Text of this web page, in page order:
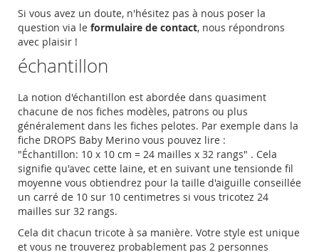
Si vous avez un doute, n'hésitez pas à nous poser la
question via le formulaire de contact, nous répondrons
avec plaisir !
échantillon
La notion d'échantillon est abordée dans quasiment
chacune de nos fiches modèles, patrons ou plus
généralement dans les fiches pelotes. Par exemple dans la
fiche DROPS Baby Merino vous pouvez lire :
"Échantillon: 10 x 10 cm = 24 mailles x 32 rangs" . Cela
signifie qu'avec cette laine, et en suivant une tensionde fil
moyenne vous obtiendrez pour la taille d'aiguille conseillée
un carré de 10 sur 10 centimetres si vous tricotez 24
mailles sur 32 rangs.
Cela dit chacun tricote à sa manière. Votre style est unique
et vous ne trouverez probablement pas 2 personnes